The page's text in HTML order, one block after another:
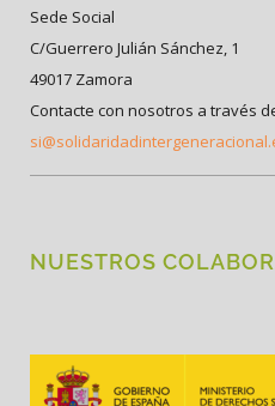
Sede Social
C/Guerrero Julián Sánchez, 1
49017 Zamora
Contacte con nosotros a través
NUESTROS